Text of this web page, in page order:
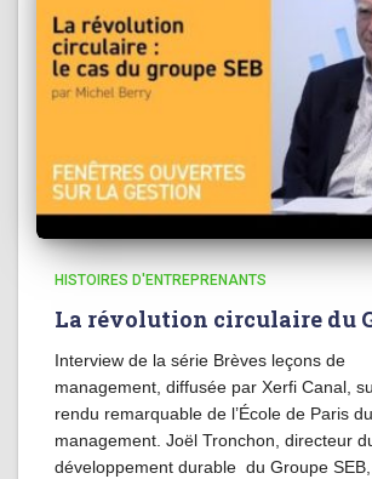
HISTOIRES D'ENTREPRENANTS
La révolution circulaire du
Interview de la série Brèves leçons de
management, diffusée par Xerfi Canal,
rendu remarquable de l’École de Paris du
management. Joël Tronchon, directeur
développement durable du Groupe